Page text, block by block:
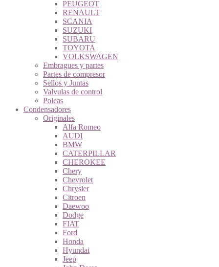
PEUGEOT
RENAULT
SCANIA
SUZUKI
SUBARU
TOYOTA
VOLKSWAGEN
Embragues y partes
Partes de compresor
Sellos y Juntas
Valvulas de control
Poleas
Condensadores
Originales
Alfa Romeo
AUDI
BMW
CATERPILLAR
CHEROKEE
Chery
Chevrolet
Chrysler
Citroen
Daewoo
Dodge
FIAT
Ford
Honda
Hyundai
Jeep